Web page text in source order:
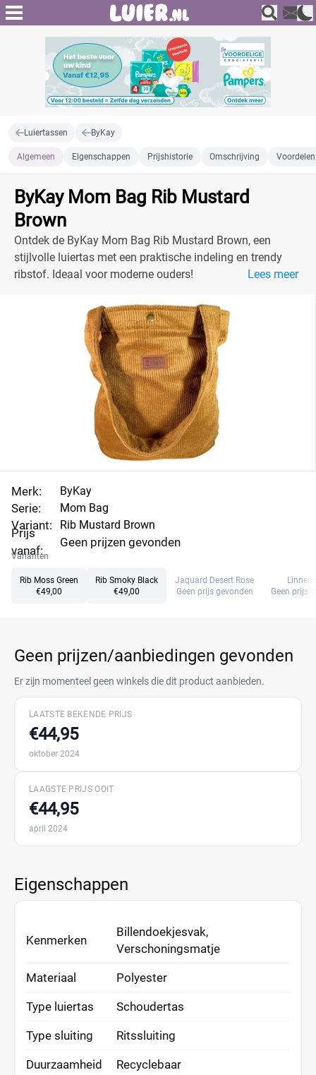
Luiertassen ByKay
Algemeen Eigenschappen Prijshistorie Omschrijving
ByKay Mom Bag Rib Mustard
Brown
Ontdek de ByKay Mom Bag Rib Mustard Brown, een
stijlvolle luiertas met een praktische indeling en trendy
ribstof. Ideaal voor moderne ouders!
Lees meer
Merk:
Serie:
Variant:
Prijs
vanaf:
ByKay
Mom Bag
Rib Mustard Brown
Geen prijzen gevonden
Varianten
Rib Moss Green
€49,00
Rib Smoky Black
€49,00
Jaquard Desert Rose
Geen prijs gevonden
Linnen
Geen prijs
Geen prijzen/aanbiedingen gevonden
Er zijn momenteel geen winkels die dit product aanbieden.
LAATSTE BEKENDE PRIJS
€44,95
oktober 2024
LAAGSTE PRIJS OOIT
€44,95
april 2024
Eigenschappen
Kenmerken
Billendoekjesvak,
Verschoningsmatje
Materiaal Polyester
Type luiertas Schoudertas
Type sluiting Ritssluiting
Duurzaamheid Recyclebaar